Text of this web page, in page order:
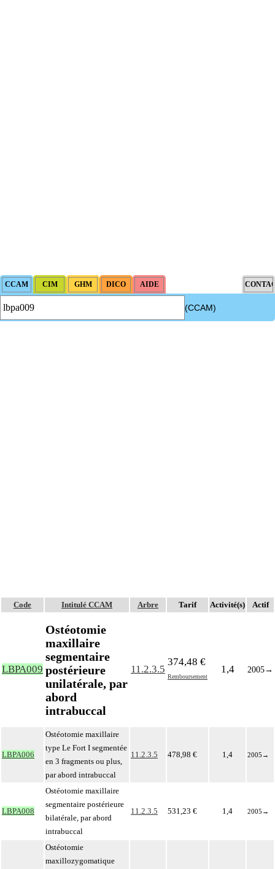
(CCAM)
Code Intitulé CCAM Arbre Tarif Activité(s) Actif
LBPA009
Ostéotomie
maxillaire
segmentaire
postérieure
unilatérale, par
abord
intrabuccal
11.2.3.5
374,48 €
Remboursement
1,4 2005→
LBPA006
Ostéotomie maxillaire
type Le Fort I segmentée
en 3 fragments ou plus,
par abord intrabuccal
11.2.3.5 478,98 € 1,4 2005 →
LBPA008
Ostéotomie maxillaire
segmentaire postérieure
bilatérale, par abord
intrabuccal
11.2.3.5 531,23 € 1,4 2005 →
Ostéotomie
maxillozygomatique